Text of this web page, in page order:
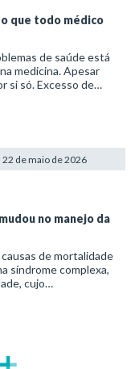
que todo médico
de saúde está
medicina. Apesar
si só. Excesso de
22 de maio de 2026
no manejo da
de mortalidade
síndrome complexa,
cujo